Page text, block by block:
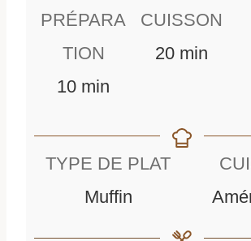
PRÉPARA
TION
10m
n
u
min
CUISSON
20m
u
min
TYPE DE PLAT
Muffin